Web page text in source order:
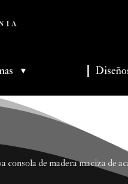
▼
consola de madera maciza de